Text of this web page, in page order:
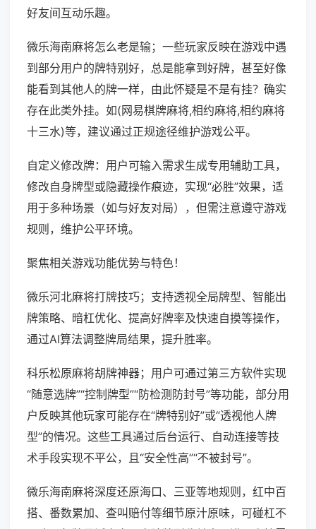
好友间互动乐趣。
微乐海南麻将怎么老是输；一些玩家反映在游戏中遇
到部分用户的牌特别好，总是能拿到好牌，甚至好像
能看到其他人的牌一样，由此怀疑是不是有挂？确实
存在此类外挂。如(网易棋牌麻将,相约麻将,相约麻将
十三水)等，建议通过正规途径维护游戏公平。
自定义修改牌：用户可输入需求生成专用辅助工具，
修改自身牌型或隐藏操作痕迹，实现“必胜”效果，适
用于多种场景（如与好友对局），但需注意遵守游戏
规则，维护公平环境。
聚焦相关游戏功能优势与特色！
微乐河北麻将打牌技巧；支持透视全局牌型、智能出
牌策略、暗杠优化、提高好牌率及快速自摸等操作，
通过AI算法调整牌局结果，提升胜率。
科乐松原麻将胡牌神器；用户可通过第三方软件实现
“随意选牌”“控制牌型”“防检测防封号”等功能，部分用
户反映其他玩家可能存在“牌特别好”或“透视他人牌
型”的情况。这些工具通过后台运行、自动连接等技
术手段实现不平公，且“安全性高”“不被封号”。
微乐海南麻将深度还原海口、三亚等地规则，红中百
搭、番数累加、查叫赔付等细节原汁原味，可碰杠不